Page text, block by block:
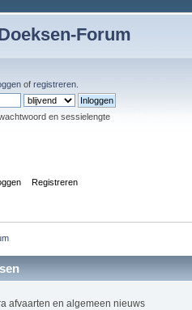
Forum
of registreren
en sessielengte
Registreren
afvaarten en algemeen nieuws